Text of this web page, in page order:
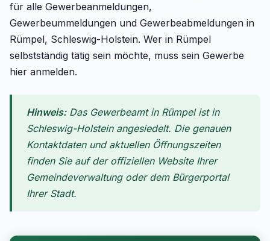
für alle Gewerbeanmeldungen,
Gewerbeummeldungen und Gewerbeabmeldungen in
Rümpel, Schleswig-Holstein. Wer in Rümpel
selbstständig tätig sein möchte, muss sein Gewerbe
hier anmelden.
Hinweis:Das Gewerbeamt in Rümpel ist in
Schleswig-Holstein angesiedelt. Die genauen
Kontaktdaten und aktuellen Öffnungszeiten
finden Sie auf der offiziellen Website Ihrer
Gemeindeverwaltung oder dem Bürgerportal
Ihrer Stadt.